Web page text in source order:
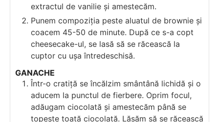
extractul de vanilie și amestecăm.
Punem compoziția peste aluatul de brownie și
coacem 45-50 de minute. După ce s-a copt
cheesecake-ul, se lasă să se răcească la
cuptor cu ușa întredeschisă.
GANACHE
Într-o cratiță se încălzim smântână lichidă și o
aducem la punctul de fierbere. Oprim focul,
adăugam ciocolată și amestecăm până se
topește toată ciocolată. Lăsăm să se răcească